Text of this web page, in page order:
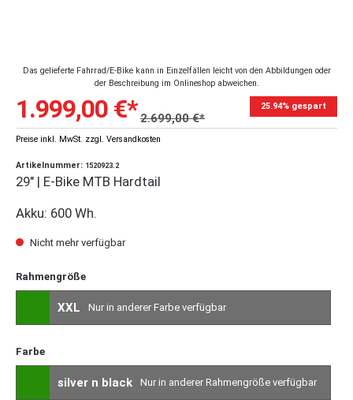
Das gelieferte Fahrrad/E-Bike kann in Einzelfällen leicht von den Abbildungen oder
der Beschreibung im Onlineshop abweichen.
1.999,00 €*2.699,00 €*
25.94% gespart
Preise inkl. MwSt. zzgl. Versandkosten
Artikelnummer: 1520923.2
29" | E-Bike MTB Hardtail
Akku: 600 Wh.
Nicht mehr verfügbar
Rahmengröße
XXL Nur in anderer Farbe verfügbar
Farbe
silver n black Nur in anderer Rahmengröße verfügbar